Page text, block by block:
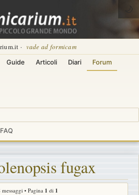
· vade ad formicam
Guide Articoli Diari Forum
FAQ
🌙
fugax
messaggi • Pagina 1 di 1